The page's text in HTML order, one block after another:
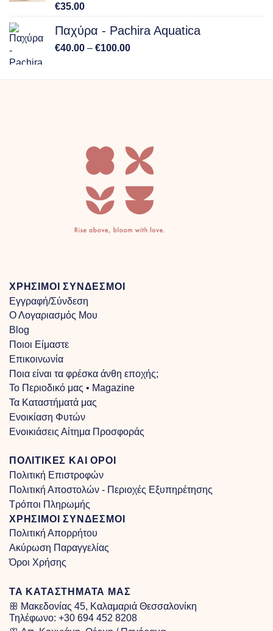
€35.00
Παχύρα - Pachira Aquatica
€40.00 – €100.00Price
ΧΡΗΣΙΜΟΙ ΣΥΝΔΕΣΜΟΙ
Εγγραφή/Σύνδεση
Ο Λογαριασμός Μου
Blog
Ποιοι Είμαστε
Επικοινωνία
Ποια είναι τα φρέσκα άνθη εποχής;
Το Περιοδικό μας • Magazine
Τα Kαταστήματά μας
Ενοικίαση Φυτών
Ενοικιάσεις Αίτημα Προσφοράς
ΠΟΛΙΤΙΚΕΣ ΚΑΙ ΟΡΟΙ
Πολιτική Επιστροφών
Πολιτική Αποστολών - Περιοχές Εξυπηρέτησης
Τρόποι Πληρωμής
ΧΡΗΣΙΜΟΙ ΣΥΝΔΕΣΜΟΙ
Πολιτική Απορρήτου
Ακύρωση Παραγγελίας
Όροι Χρήσης
ΤΑ ΚΑΤΑΣΤΗΜΑΤΑ ΜΑΣ
ꕥ Μακεδονίας 45, Καλαμαριά Θεσσαλονίκη
Τηλέφωνο: +30 694 452 8208